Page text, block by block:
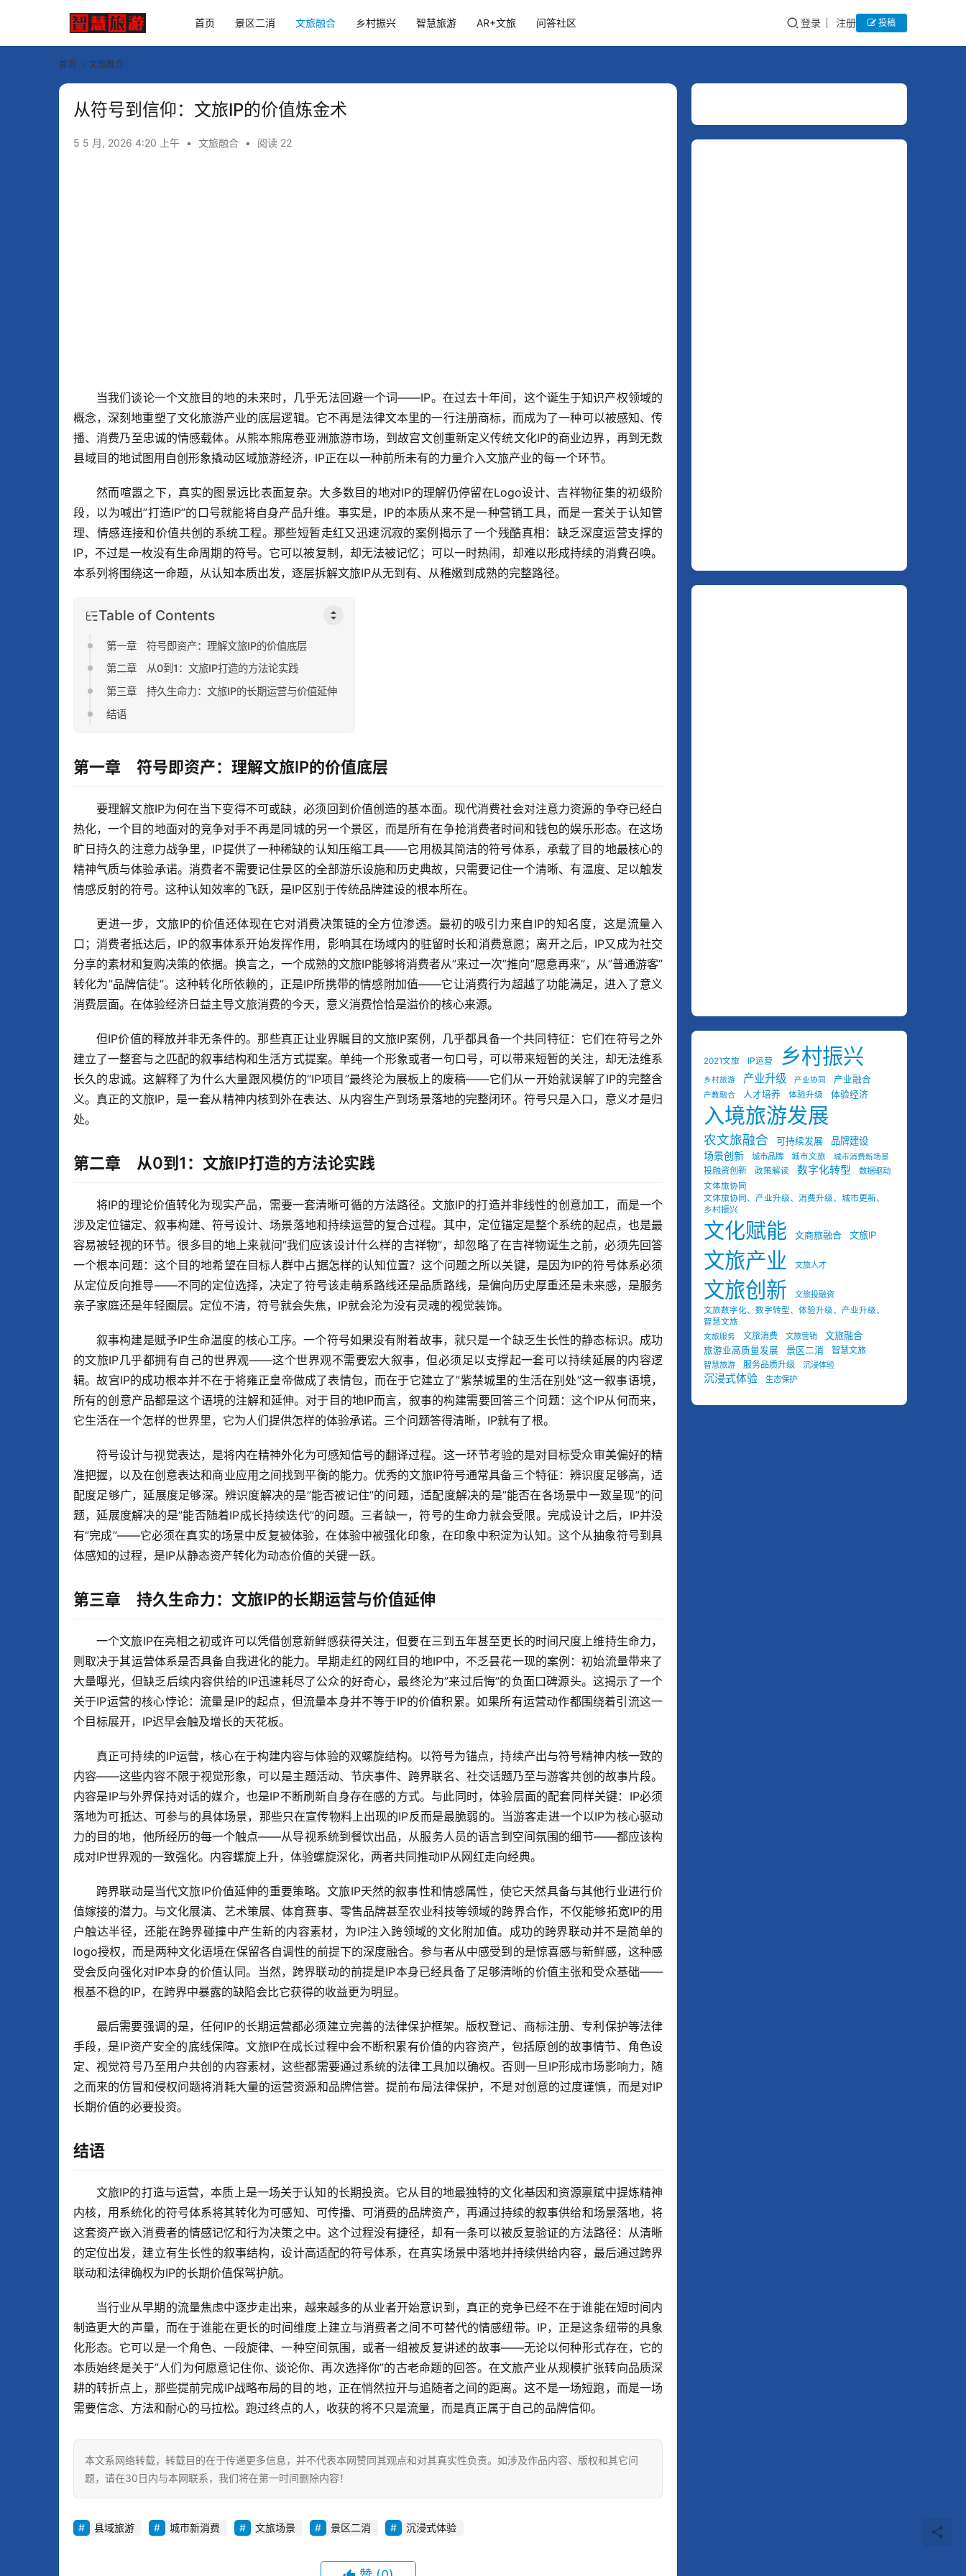
首页 景区二消 文旅融合 乡村振兴 智慧旅游 AR+文旅 问答社区 登录 注册 投稿
首页 文旅融合
从符号到信仰：文旅IP的价值炼金术
5 5 月, 2026 4:20 上午 • 文旅融合 • 阅读 22
当我们谈论一个文旅目的地的未来时，几乎无法回避一个词——IP。在过去十年间，这个诞生于知识产权领域的
概念，深刻地重塑了文化旅游产业的底层逻辑。它不再是法律文本里的一行注册商标，而成为了一种可以被感知、传
播、消费乃至忠诚的情感载体。从熊本熊席卷亚洲旅游市场，到故宫文创重新定义传统文化IP的商业边界，再到无数
县域目的地试图用自创形象撬动区域旅游经济，IP正在以一种前所未有的力量介入文旅产业的每一个环节。
然而喧嚣之下，真实的图景远比表面复杂。大多数目的地对IP的理解仍停留在Logo设计、吉祥物征集的初级阶
段，以为喊出”打造IP”的口号就能将自身产品升维。事实是，IP的本质从来不是一种营销工具，而是一套关于认知管
理、情感连接和价值共创的系统工程。那些短暂走红又迅速沉寂的案例揭示了一个残酷真相：缺乏深度运营支撑的
IP，不过是一枚没有生命周期的符号。它可以被复制，却无法被记忆；可以一时热闹，却难以形成持续的消費召唤。
本系列将围绕这一命题，从认知本质出发，逐层拆解文旅IP从无到有、从稚嫩到成熟的完整路径。
Table of Contents
第一章 符号即资产：理解文旅IP的价值底层
第二章 从0到1：文旅IP打造的方法论实践
第三章 持久生命力：文旅IP的长期运营与价值延伸
结语
第一章 符号即资产：理解文旅IP的价值底层
要理解文旅IP为何在当下变得不可或缺，必须回到价值创造的基本面。现代消费社会对注意力资源的争夺已经白
热化，一个目的地面对的竞争对手不再是同城的另一个景区，而是所有在争抢消费者时间和钱包的娱乐形态。在这场
旷日持久的注意力战争里，IP提供了一种稀缺的认知压缩工具——它用极其简洁的符号体系，承载了目的地最核心的
精神气质与体验承诺。消费者不需要记住景区的全部游乐设施和历史典故，只需要记住一个清晰、有温度、足以触发
情感反射的符号。这种认知效率的飞跃，是IP区别于传统品牌建设的根本所在。
更进一步，文旅IP的价值还体现在它对消费决策链的全方位渗透。最初的吸引力来自IP的知名度，这是流量入
口；消费者抵达后，IP的叙事体系开始发挥作用，影响其在场域内的驻留时长和消费意愿；离开之后，IP又成为社交
分享的素材和复购决策的依据。换言之，一个成熟的文旅IP能够将消费者从”来过一次”推向”愿意再来”，从”普通游客”
转化为”品牌信徒”。这种转化所依赖的，正是IP所携带的情感附加值——它让消费行为超越了功能满足，进入了意义
消费层面。在体验经济日益主导文旅消费的今天，意义消费恰恰是溢价的核心来源。
但IP价值的释放并非无条件的。那些真正让业界瞩目的文旅IP案例，几乎都具备一个共同特征：它们在符号之外
建立了一整套与之匹配的叙事结构和生活方式提案。单纯一个形象或者一句口号，可以带来短暂的关注，却无法维系
长久的忠诚。这解释了为什么大量跟风模仿的”IP项目”最终沦为展板上的废稿——它们从一开始就误解了IP的完整含
义。真正的文旅IP，是一套从精神内核到外在表达、从内容生产到场景落地的完整闭环。符号只是入口，意义才是归
处。
第二章 从0到1：文旅IP打造的方法论实践
将IP的理论价值转化为现实产品，需要一套清晰可循的方法路径。文旅IP的打造并非线性的创意加工，而是一个
涉及定位锚定、叙事构建、符号设计、场景落地和持续运营的复合过程。其中，定位锚定是整个系统的起点，也是最
容易被轻视的环节。很多目的地上来就问”我们应该设计什么样的吉祥物”，却忽略了在吉祥物诞生之前，必须先回答
一个根本问题：这个目的地希望在目标人群中占据怎样的认知位置？这个问题之所以关键，是因为IP的符号体系必须
从定位反向推导——不同的定位选择，决定了符号该走萌系路线还是品质路线，是偏向历史厚重还是未来感，是服务
亲子家庭还是年轻圈层。定位不清，符号就会失焦，IP就会沦为没有灵魂的视觉装饰。
叙事构建是赋予IP生命温度的核心工序。一个符号如果没有附着故事，就只是一个缺乏生长性的静态标识。成功
的文旅IP几乎都拥有自己的世界观——这个世界观不需要宏大叙事，但必须足以支撑起一套可以持续延展的内容逻
辑。故宫IP的成功根本并不在于将雍正皇帝做成了表情包，而在于它建立了”紫禁城里的生活在别处”这一叙事语境，
所有的创意产品都是这个语境的注解和延伸。对于目的地IP而言，叙事的构建需要回答三个问题：这个IP从何而来，
它生活在一个怎样的世界里，它为人们提供怎样的体验承诺。三个问题答得清晰，IP就有了根。
符号设计与视觉表达，是将内在精神外化为可感知信号的翻译过程。这一环节考验的是对目标受众审美偏好的精
准把握，以及在创意表达和商业应用之间找到平衡的能力。优秀的文旅IP符号通常具备三个特征：辨识度足够高，适
配度足够广，延展度足够深。辨识度解决的是”能否被记住”的问题，适配度解决的是”能否在各场景中一致呈现”的问
题，延展度解决的是”能否随着IP成长持续迭代”的问题。三者缺一，符号的生命力就会受限。完成设计之后，IP并没
有”完成”——它必须在真实的场景中反复被体验，在体验中被强化印象，在印象中积淀为认知。这个从抽象符号到具
体感知的过程，是IP从静态资产转化为动态价值的关键一跃。
第三章 持久生命力：文旅IP的长期运营与价值延伸
一个文旅IP在亮相之初或许可以凭借创意新鲜感获得关注，但要在三到五年甚至更长的时间尺度上维持生命力，
则取决于其运营体系是否具备自我进化的能力。早期走红的网红目的地IP中，不乏昙花一现的案例：初始流量带来了
大量曝光，但缺乏后续内容供给的IP迅速耗尽了公众的好奇心，最终沦为”来过后悔”的负面口碑源头。这揭示了一个
关于IP运营的核心悖论：流量是IP的起点，但流量本身并不等于IP的价值积累。如果所有运营动作都围绕着引流这一
个目标展开，IP迟早会触及增长的天花板。
真正可持续的IP运营，核心在于构建内容与体验的双螺旋结构。以符号为锚点，持续产出与符号精神内核一致的
内容——这些内容不限于视觉形象，可以是主题活动、节庆事件、跨界联名、社交话题乃至与游客共创的故事片段。
内容是IP与外界保持对话的媒介，也是IP不断刷新自身存在感的方式。与此同时，体验层面的配套同样关键：IP必须
落地为可抵达、可参与的具体场景，那些只在宣传物料上出现的IP反而是最脆弱的。当游客走进一个以IP为核心驱动
力的目的地，他所经历的每一个触点——从导视系统到餐饮出品，从服务人员的语言到空间氛围的细节——都应该构
成对IP世界观的一致强化。内容螺旋上升，体验螺旋深化，两者共同推动IP从网红走向经典。
跨界联动是当代文旅IP价值延伸的重要策略。文旅IP天然的叙事性和情感属性，使它天然具备与其他行业进行价
值嫁接的潜力。与文化展演、艺术策展、体育赛事、零售品牌甚至农业科技等领域的跨界合作，不仅能够拓宽IP的用
户触达半径，还能在跨界碰撞中产生新的内容素材，为IP注入跨领域的文化附加值。成功的跨界联动并不是简单的
logo授权，而是两种文化语境在保留各自调性的前提下的深度融合。参与者从中感受到的是惊喜感与新鲜感，这种感
受会反向强化对IP本身的价值认同。当然，跨界联动的前提是IP本身已经具备了足够清晰的价值主张和受众基础——
根基不稳的IP，在跨界中暴露的缺陷会比它获得的收益更为明显。
最后需要强调的是，任何IP的长期运营都必须建立完善的法律保护框架。版权登记、商标注册、专利保护等法律
手段，是IP资产安全的底线保障。文旅IP在成长过程中会不断积累有价值的内容资产，包括原创的故事情节、角色设
定、视觉符号乃至用户共创的内容素材，这些都需要通过系统的法律工具加以确权。否则一旦IP形成市场影响力，随
之而来的仿冒和侵权问题将消耗大量的运营资源和品牌信誉。提前布局法律保护，不是对创意的过度谨慎，而是对IP
长期价值的必要投资。
结语
文旅IP的打造与运营，本质上是一场关于认知的长期投资。它从目的地最独特的文化基因和资源禀赋中提炼精神
内核，用系统化的符号体系将其转化为可感知、可传播、可消费的品牌资产，再通过持续的叙事供给和场景落地，将
这套资产嵌入消费者的情感记忆和行为决策之中。这个过程没有捷径，却有一条可以被反复验证的方法路径：从清晰
的定位出发，建立有生长性的叙事结构，设计高适配的符号体系，在真实场景中落地并持续供给内容，最后通过跨界
联动和法律确权为IP的长期价值保驾护航。
当行业从早期的流量焦虑中逐步走出来，越来越多的从业者开始意识到，真正的竞争已经不在于谁能在短时间内
制造更大的声量，而在于谁能在更长的时间维度上建立与消费者之间不可替代的情感纽带。IP，正是这条纽带的具象
化形态。它可以是一个角色、一段旋律、一种空间氛围，或者一组被反复讲述的故事——无论以何种形式存在，它的
本质始终是关于”人们为何愿意记住你、谈论你、再次选择你”的古老命题的回答。在文旅产业从规模扩张转向品质深
耕的转折点上，那些提前完成IP战略布局的目的地，正在悄然拉开与追随者之间的距离。这不是一场短跑，而是一场
需要信念、方法和耐心的马拉松。跑过终点的人，收获的将不只是流量，而是真正属于自己的品牌信仰。
本文系网络转载，转载目的在于传递更多信息，并不代表本网赞同其观点和对其真实性负责。如涉及作品内容、版权和其它问
题，请在30日内与本网联系，我们将在第一时间删除内容！
县域旅游 城市新消费 文旅场景 景区二消 沉浸式体验
2021文旅 IP运营 乡村振兴
乡村旅游 产业升级 产业协同 产业融合
产教融合 人才培养 体验升级 体验经济
入境旅游发展
农文旅融合 可持续发展 品牌建设
场景创新 城市品牌 城市文旅 城市消费新场景
投融资创新 政策解读 数字化转型
数据驱动
文体旅协同
文体旅协同、产业升级、消费升级、城市更新、
乡村振兴
文化赋能 文商旅融合 文旅IP
文旅产业 文旅人才
文旅创新
文旅投融资
文旅数字化、数字转型、体验升级、产业升级、
智慧文旅
文旅服务 文旅消费 文旅营销 文旅融合
旅游业高质量发展 景区二消 智慧文旅
智慧旅游 服务品质升级 沉浸体验
沉浸式体验 生态保护